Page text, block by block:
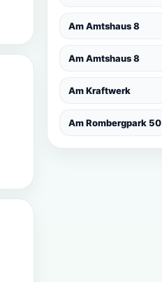
Am Amtshaus 8
Am Amtshaus 8
Am Kraftwerk
Am Rombergpark 50